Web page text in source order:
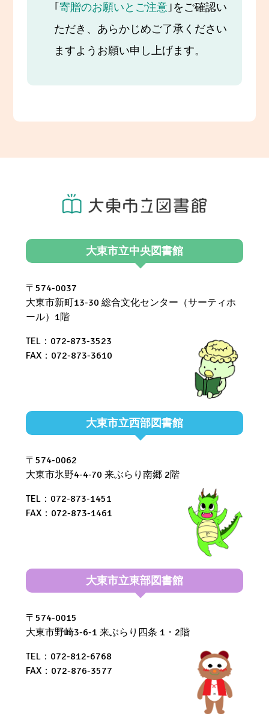
｢ 寄贈のお願いとご注意｣をご確認い
ただき、あらかじめご了承ください
ますようお願い申し上げます。
大東市立中央図書館
〒574-0037
大東市新町13-30 総合文化センター（サーティホ
ール）1階
TEL：072-873-3523
FAX：072-873-3610
大東市立西部図書館
〒574-0062
大東市氷野4-4-70 来ぶらり南郷 2階
TEL：072-873-1451
FAX：072-873-1461
大東市立東部図書館
〒574-0015
大東市野崎3-6-1 来ぶらり四条 1・2階
TEL：072-812-6768
FAX：072-876-3577